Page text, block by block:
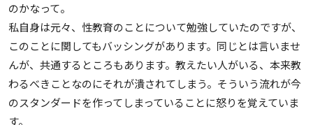
のかなって。
私自身は元々、性教育のことについて勉強していたのですが、
このことに関してもバッシングがあります。同じとは言いませ
んが、共通するところもあります。教えたい人がいる、本来教
わるべきことなのにそれが潰されてしまう。そういう流れが今
のスタンダードを作ってしまっていることに怒りを覚えていま
す。